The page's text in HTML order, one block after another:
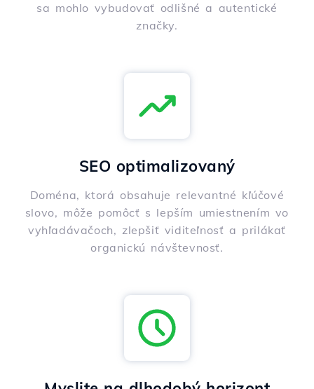
sa mohlo vybudovať odlišné a autentické
značky.
SEO optimalizovaný
Doména, ktorá obsahuje relevantné kľúčové
slovo, môže pomôcť s lepším umiestnením vo
vyhľadávačoch, zlepšiť viditeľnosť a prilákať
organickú návštevnosť.